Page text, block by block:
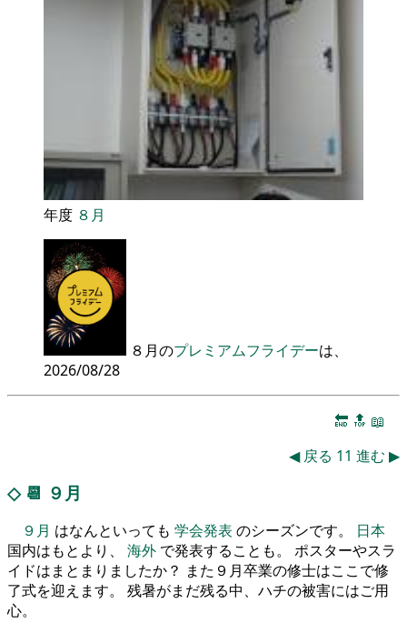
年度 ８月
８月のプレミアムフライデーは、
2026/08/28
🔚 🔝 📖
◀ 戻る 11 進む ▶
◇ 📆 ９月
９月 はなんといっても 学会発表 のシーズンです。 日本
国内はもとより、 海外 で発表することも。 ポスターやスラ
イドはまとまりましたか？ また９月卒業の修士はここで修
了式を迎えます。 残暑がまだ残る中、ハチの被害にはご用
心。